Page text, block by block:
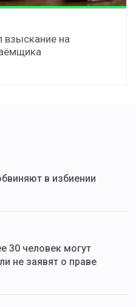
взыскание на
в избиении
30 человек могут
не заявят о праве